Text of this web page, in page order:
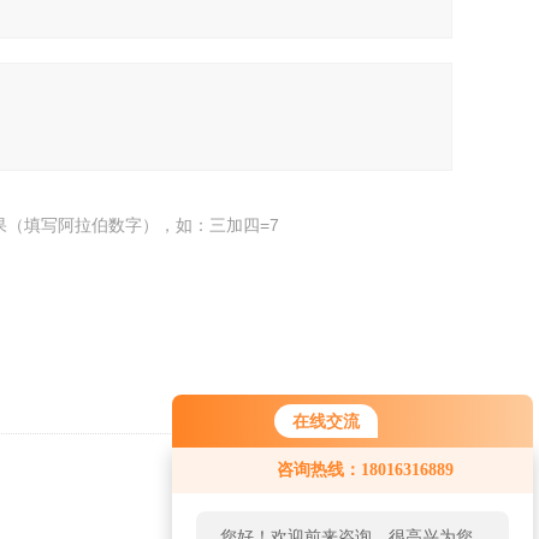
在线交流
咨询热线：18016316889
您好！欢迎前来咨询，很高兴为您
服务，请问您要咨询什么问题呢？
（填写阿拉伯数字），如：三加四=7